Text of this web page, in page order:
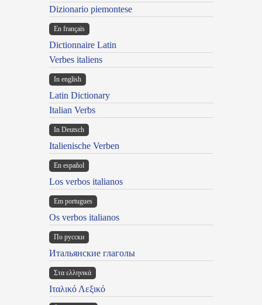
Dizionario piemontese
En français
Dictionnaire Latin
Verbes italiens
In english
Latin Dictionary
Italian Verbs
In Deutsch
Italienische Verben
En español
Los verbos italianos
Em portugues
Os verbos italianos
По русски
Итальянские глаголы
Στα ελληνικά
Ιταλικό Λεξικό